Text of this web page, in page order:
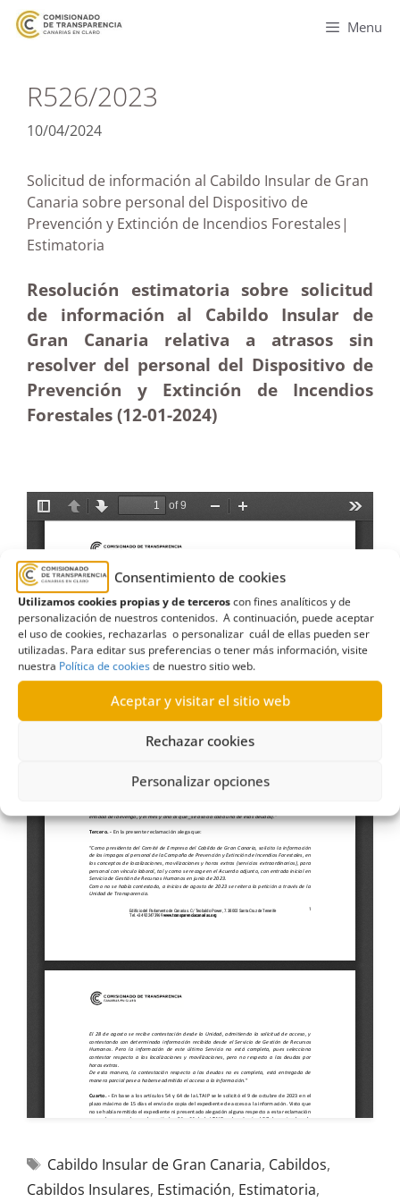
Consentimiento de cookies
Utilizamos cookies propias y de terceroscon fines analíticos y de
personalización de nuestros contenidos. A continuación, puede aceptar
el uso de cookies, rechazarlas o personalizar cuál de ellas pueden ser
utilizadas. Para editar sus preferencias o tener más información, visite
nuestra Política de cookiesde nuestro sitio web.
Aceptar y visitar el sitio web
Rechazar cookies
Personalizar opciones
Menu
R526/2023
10/04/2024
Solicitud de información al Cabildo Insular de Gran
Canaria sobre personal del Dispositivo de
Prevención y Extinción de Incendios Forestales|
Estimatoria
Resolución estimatoria sobre solicitud
de información al Cabildo Insular de
Gran Canaria relativa a atrasos sin
resolver del personal del Dispositivo de
Prevención y Extinción de Incendios
Forestales (12-01-2024)
Cabildo Insular de Gran Canaria, Cabildos,
Cabildos Insulares, Estimación, Estimatoria,